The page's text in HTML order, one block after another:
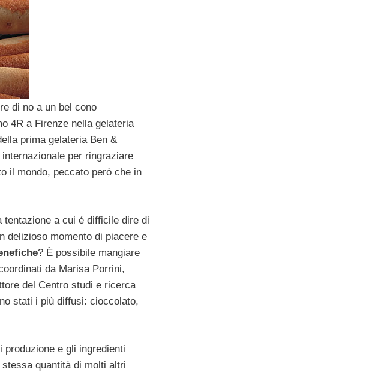
di no a un bel cono
4R a Firenze nella gelateria
prima gelateria Ben &
per ringraziare
il mondo, peccato però che in
tentazione a cui é difficile dire di
delizioso momento di piacere e
? È possibile mangiare
da Marisa Porrini,
del Centro studi e ricerca
stati i più diffusi: cioccolato,
produzione e gli ingredienti
quantità di molti altri